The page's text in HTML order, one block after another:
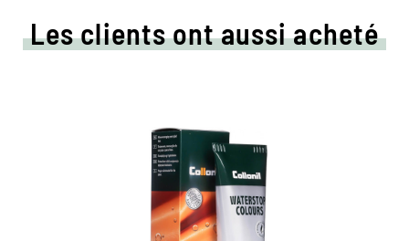
Les clients ont aussi acheté
Crème de couleur colorée
et d'imprégnation